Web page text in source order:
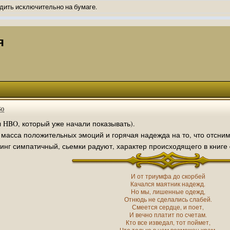
исключительно на бумаге.
и Ангелы из Ада были и будут только на бумаге.
Ангелов из Ада, а в электронном варианте нету вариантов?
какие, подскажите пожалуйста?)
аболетов на бусти:https://boosty.to/abeir_toril/donate
что дело переводов живёт и процветает!
strakha/
как раньше?
нужны? Так эта организация описана в "Лордах тьмы", книге правил по
организацию искажённая руна? Это некро-вампо нечистивая
процесс не очень быстрый будет. Думаю в течении 1-2 месяцев
с телефона не очень удобно)
по ходу чтения правлю. Получается не совнлитературный перевод, но
который уже начали показывать).
положительных эмоций и горячая надежда на то, что
симпатичный, сьемки радуют, характер происходящего в
И от триумфа до скорбей
Качался маятник надежд.
Но мы, лишенные одежд,
Отнюдь не сделались слабей.
Смеется сердце, и поет,
И вечно платит по счетам.
Кто все изведал, тот поймет,